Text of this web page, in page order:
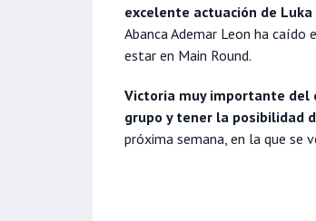
excelente actuación de
Abanca Ademar Leon ha caído
estar en Main Round.
Victoria muy importante del
grupo y tener la posibilidad
próxima semana, en la que se